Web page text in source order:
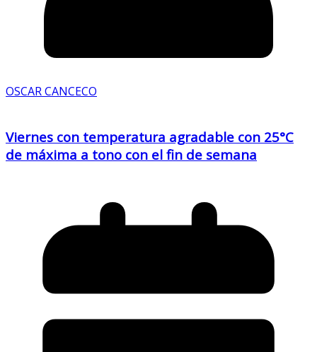
OSCAR CANCECO
Viernes con temperatura agradable con 25°C
de máxima a tono con el fin de semana